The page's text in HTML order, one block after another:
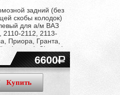
задний (без
скобы колодок)
для а/м ВАЗ
2110-2112, 2113-
Приора, Гранта,
Legend, Chevrolet
6600
Купить